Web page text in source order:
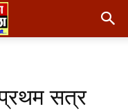
सत्र